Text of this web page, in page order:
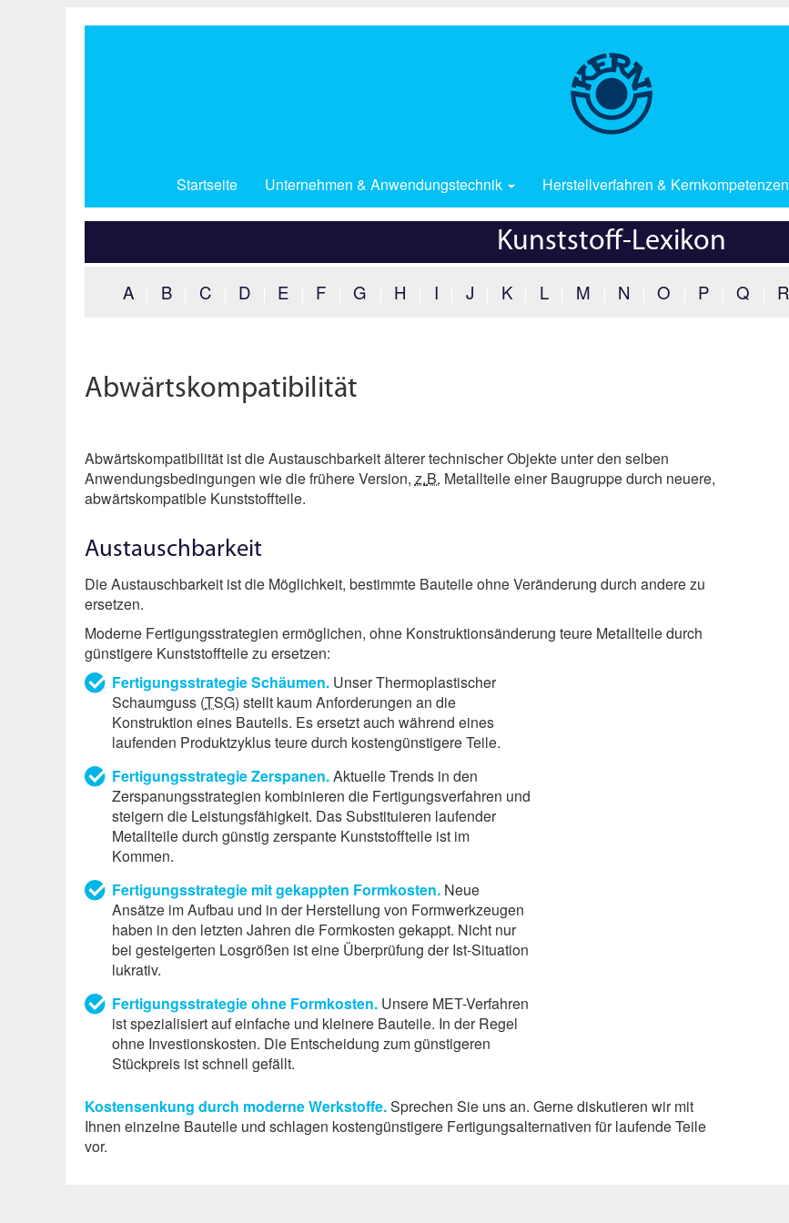
Startseite Unternehmen & Anwendungstechnik Herstellverfahren & Kernkompetenzen
Kunststoff-Lexikon
A B C D E F G H I J K L M N O P Q R
Abwärtskompatibilität
Abwärtskompatibilität ist die Austauschbarkeit älterer technischer Objekte unter den selben
Anwendungs­bedingungen wie die frühere Version, z.B. Metallteile einer Baugruppe durch neuere,
abwärtskompatible Kunststoffteile.
Austauschbarkeit
Die Austauschbarkeit ist die Möglichkeit, bestimmte Bauteile ohne Veränderung durch andere zu
ersetzen.
Moderne Fertigungs­strategien ermöglichen, ohne Konstruktionsänderung teure Metallteile durch
günstigere Kunststoffteile zu ersetzen:
Fertigungs­strategie Schäumen. Unser Thermoplastischer
Schaumguss (TSG) stellt kaum Anforderungen an die
Konstruktion eines Bauteils. Es ersetzt auch während eines
laufenden Produktzyklus teure durch kostengünstigere Teile.
Fertigungs­strategie Zerspanen.Aktuelle Trends in den
Zerspanungs­strategien kombinieren die Fertigungs­verfahren und
steigern die Leistungs­fähigkeit. Das Substituieren laufender
Metallteile durch günstig zerspante Kunststoffteile ist im
Kommen.
Fertigungs­strategie mit gekappten Formkosten. Neue
Ansätze im Aufbau und in der Herstellung von Form­werkzeugen
haben in den letzten Jahren die Formkosten gekappt. Nicht nur
bei gesteigerten Losgrößen ist eine Überprüfung der Ist-Situation
lukrativ.
Fertigungs­strategie ohne Formkosten. Unsere MET-Verfahren
ist spezialisiert auf einfache und kleinere Bauteile. In der Regel
ohne Investionskosten. Die Entscheidung zum günstigeren
Stückpreis ist schnell gefällt.
Kostensenkung durch moderne Werkstoffe.Sprechen Sie uns an. Gerne diskutieren wir mit
Ihnen einzelne Bauteile und schlagen kostengünstigere Fertigungsalternativen für laufende Teile
vor.